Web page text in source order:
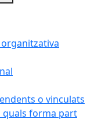
o vinculats
quals forma part